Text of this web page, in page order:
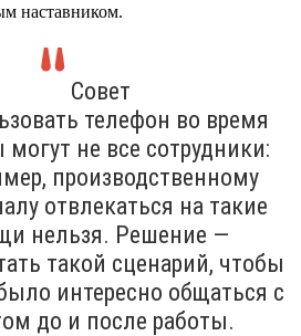
наставником.
Совет
телефон во время
могут не все сотрудники:
производственному
отвлекаться на такие
нельзя. Решение —
такой сценарий, чтобы
интересно общаться с
до и после работы.